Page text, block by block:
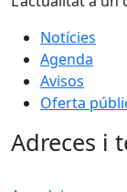
Notícies
Agenda
Avisos
Oferta
Adreces i